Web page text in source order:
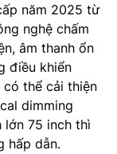
năm 2025 từ
nghệ chấm
âm thanh ổn
điều khiển
thể cải thiện
dimming
lớn 75 inch thì
hấp dẫn.